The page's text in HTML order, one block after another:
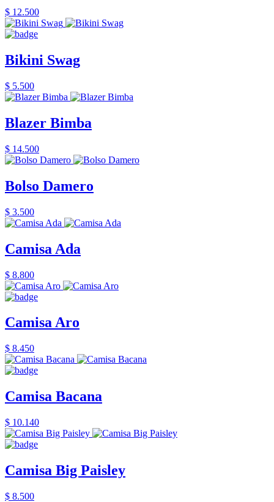
$ 12.500
Bikini Swag
$ 5.500
Blazer Bimba
$ 14.500
Bolso Damero
$ 3.500
Camisa Ada
$ 8.800
Camisa Aro
$ 8.450
Camisa Bacana
$ 10.140
Camisa Big Paisley
$ 8.500